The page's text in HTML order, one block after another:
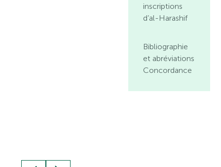
inscriptions
d’al-Harashif
Bibliographie
et abréviations
Concordance